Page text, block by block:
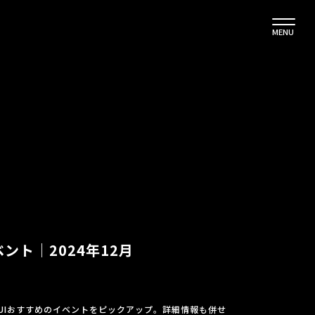
MENU
ント｜2024年12月
おすすめのイベントをピックアップ。詳細情報も併せ